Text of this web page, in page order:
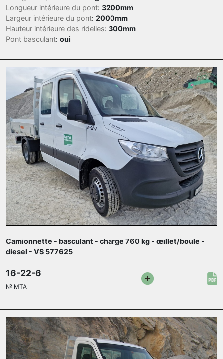
Longueur intérieure du pont: 3200mm
Largeur intérieure du pont: 2000mm
Hauteur intérieure des ridelles: 300mm
Pont basculant: oui
Camionnette - basculant - charge 760 kg - œillet/boule -
diesel - VS 577625
16-22-6
№ MTA